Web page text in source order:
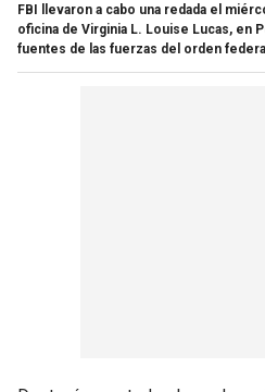
FBI llevaron a cabo una redada el
oficina de Virginia L. Louise Lucas, en
fuentes de las fuerzas del orden